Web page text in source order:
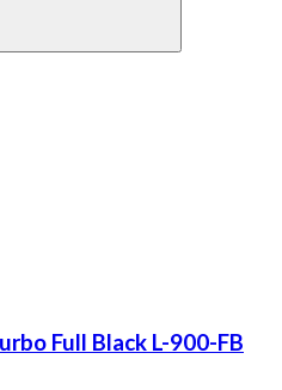
Full Black L-900-FB